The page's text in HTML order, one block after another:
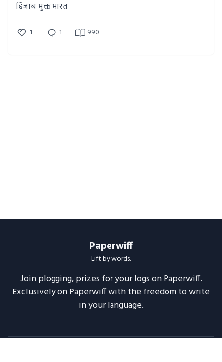
हिजाब मुक्त भारत
1 1 990
Paperwiff
Lift by words.
Join plogging, prizes for your logs on Paperwiff.
Exclusively on Paperwiff with the freedom to write
in your language.